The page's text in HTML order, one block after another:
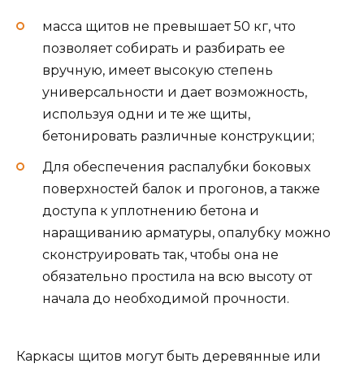
масса щитов не превышает 50 кг, что
позволяет собирать и разбирать ее
вручную, имеет высокую степень
универсальности и дает возможность,
используя одни и те же щиты,
бетонировать различные конструкции;
Для обеспечения распалубки боковых
поверхностей балок и прогонов, а также
доступа к уплотнению бетона и
наращиванию арматуры, опалубку можно
сконструировать так, чтобы она не
обязательно простила на всю высоту от
начала до необходимой прочности.
Каркасы щитов могут быть деревянные или